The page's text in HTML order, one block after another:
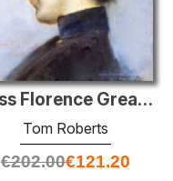
Miss Florence Greaves
Tom Roberts
€202.00€121.20